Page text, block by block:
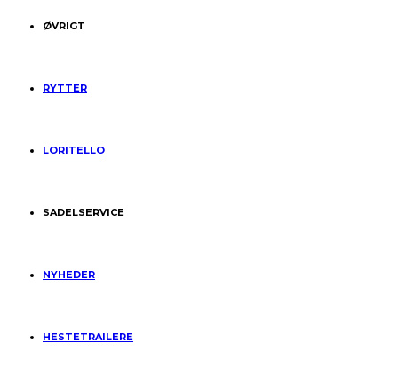
ØVRIGT
RYTTER
LORITELLO
SADELSERVICE
NYHEDER
HESTETRAILERE